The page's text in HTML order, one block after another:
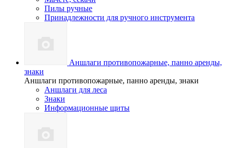
Пилы ручные
Принадлежности для ручного инструмента
Аншлаги противопожарные, панно аренды,
знаки
Аншлаги противопожарные, панно аренды, знаки
Аншлаги для леса
Знаки
Информационные щиты